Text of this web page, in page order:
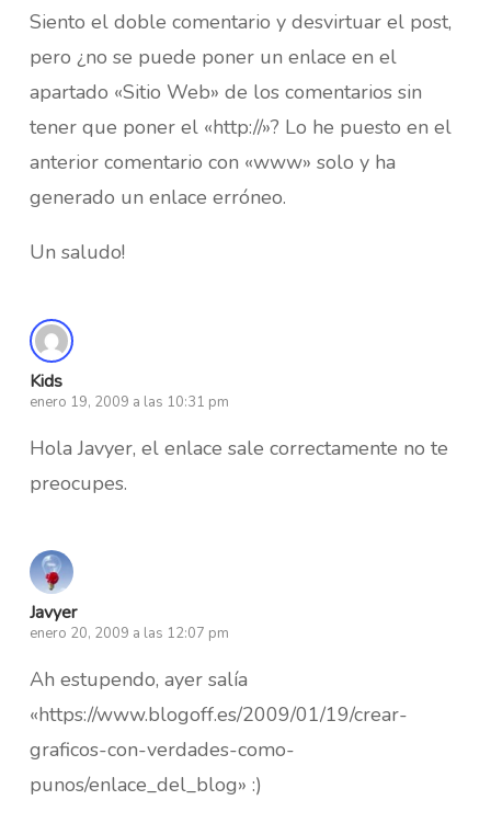
Siento el doble comentario y desvirtuar el post,
pero ¿no se puede poner un enlace en el
apartado «Sitio Web» de los comentarios sin
tener que poner el «http://»? Lo he puesto en el
anterior comentario con «www» solo y ha
generado un enlace erróneo.
Un saludo!
Kids
enero 19, 2009 a las 10:31 pm
Hola Javyer, el enlace sale correctamente no te
preocupes.
Javyer
enero 20, 2009 a las 12:07 pm
Ah estupendo, ayer salía
«https://www.blogoff.es/2009/01/19/crear-
graficos-con-verdades-como-
punos/enlace_del_blog» :)